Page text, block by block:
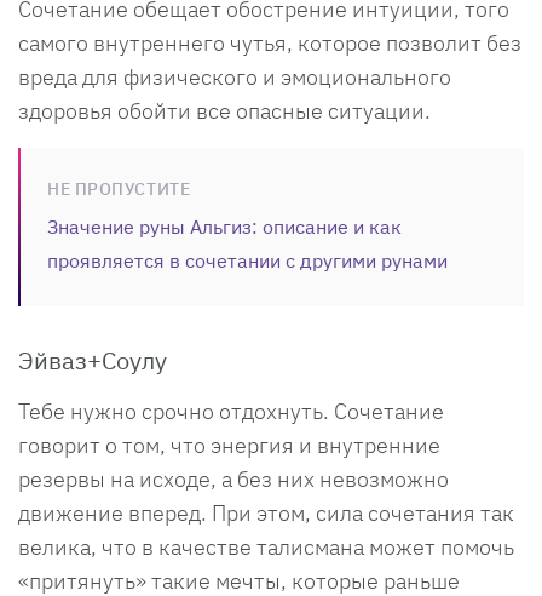
Сочетание обещает обострение интуиции, того
самого внутреннего чутья, которое позволит без
вреда для физического и эмоционального
здоровья обойти все опасные ситуации.
НЕ ПРОПУСТИТЕ
Значение руны Альгиз: описание и как
проявляется в сочетании с другими рунами
Эйваз+Соулу
Тебе нужно срочно отдохнуть. Сочетание
говорит о том, что энергия и внутренние
резервы на исходе, а без них невозможно
движение вперед. При этом, сила сочетания так
велика, что в качестве талисмана может помочь
«притянуть» такие мечты, которые раньше